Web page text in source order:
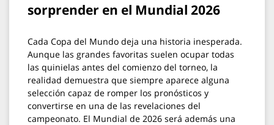
sorprender en el Mundial 2026
Cada Copa del Mundo deja una historia inesperada.
Aunque las grandes favoritas suelen ocupar todas
las quinielas antes del comienzo del torneo, la
realidad demuestra que siempre aparece alguna
selección capaz de romper los pronósticos y
convertirse en una de las revelaciones del
campeonato. El Mundial de 2026 será además una